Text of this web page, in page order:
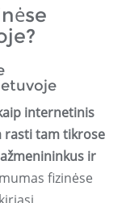
internetinis
rasti tam tikrose
ir
fizinėse